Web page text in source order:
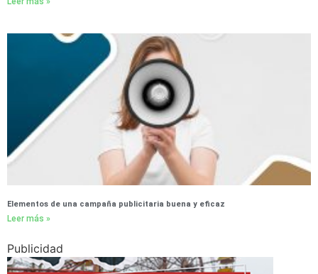
Elementos de una campaña publicitaria buena y eficaz
Leer más »
Publicidad